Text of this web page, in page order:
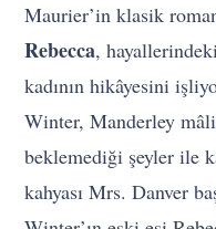
Maurier’in klasik
Rebecca,
kadının hikâyesini
Winter, Manderley
beklemediği şeyler ile
kahyası Mrs. Danver